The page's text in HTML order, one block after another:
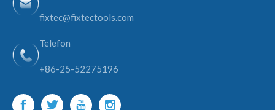
fixtec@fixtectools.com
Telefon
+86-25-52275196